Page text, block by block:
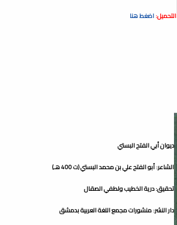
التحميل:اضغط هنا
ديوان أبي الفتح البستي
الشاعر: أبو الفتح علي بن محمد البستي (ت 400 هـ)
تحقيق: درية الخطيب ولطفي الصقال
دار النشر: منشورات مجمع اللغة العربية بدمشق